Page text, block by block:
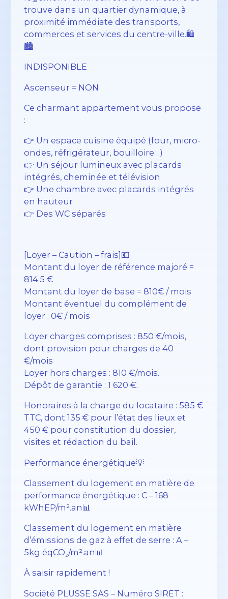
trouve dans un quartier dynamique, à
proximité immédiate des transports,
commerces et services du centre-ville.🛍️
🏙️
INDISPONIBLE
Ascenseur = NON
Ce charmant appartement vous propose
:
👉 Un espace cuisine équipé (four, micro-
ondes, réfrigérateur, bouilloire…)
👉 Un séjour lumineux avec placards
intégrés, cheminée et télévision
👉 Une chambre avec placards intégrés
en hauteur
👉 Des WC séparés
[Loyer – Caution – frais]💶
Montant du loyer de référence majoré =
814.5 €
Montant du loyer de base = 810€ / mois
Montant éventuel du complément de
loyer : 0€ / mois
Loyer charges comprises : 850 €/mois,
dont provision pour charges de 40
€/mois
Loyer hors charges : 810 €/mois.
Dépôt de garantie : 1 620 €.
Honoraires à la charge du locataire : 585 €
TTC, dont 135 € pour l’état des lieux et
450 € pour constitution du dossier,
visites et rédaction du bail.
Performance énergétique💡
Classement du logement en matière de
performance énergétique : C – 168
kWhEP/m².an📊
Classement du logement en matière
d’émissions de gaz à effet de serre : A –
5kg éqCO₂/m².an📊
À saisir rapidement !
Société PLUSSE SAS – Numéro SIRET :